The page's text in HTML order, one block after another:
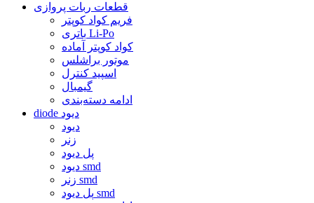
قطعات ربات پروازی
فریم کواد کوپتر
باتری Li-Po
کواد کوپتر آماده
موتور براشلس
اسپید کنترل
گیمبال
ادامه دسته‌بندی
diode دیود
دیود
زنر
پل دیود
دیود smd
زنر smd
پل دیود smd